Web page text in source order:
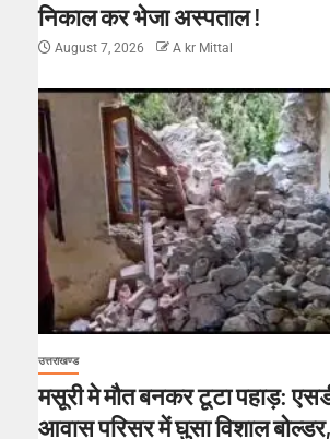
निकाल कर भेजा अस्पताल !
August 7, 2026 A kr Mittal
उत्तराखण्ड
मसूरी मे मौत बनकर टूटा पहाड़:
आवास परिसर में घुसा विशाल बोल्डर,